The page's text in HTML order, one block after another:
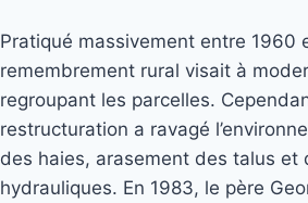
Pratiqué massivement entre 1960
remembrement rural visait à
regroupant les parcelles.
restructuration a ravagé
des haies, arasement des talus et
hydrauliques. En 1983, le père